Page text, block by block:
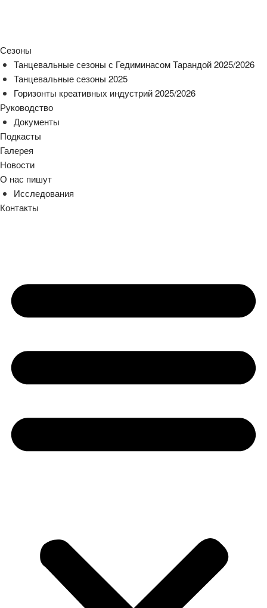
Сезоны
Танцевальные сезоны с Гедиминасом Тарандой 2025/2026
Танцевальные сезоны 2025
Горизонты креативных индустрий 2025/2026
Руководство
Документы
Подкасты
Галерея
Новости
О нас пишут
Исследования
Контакты